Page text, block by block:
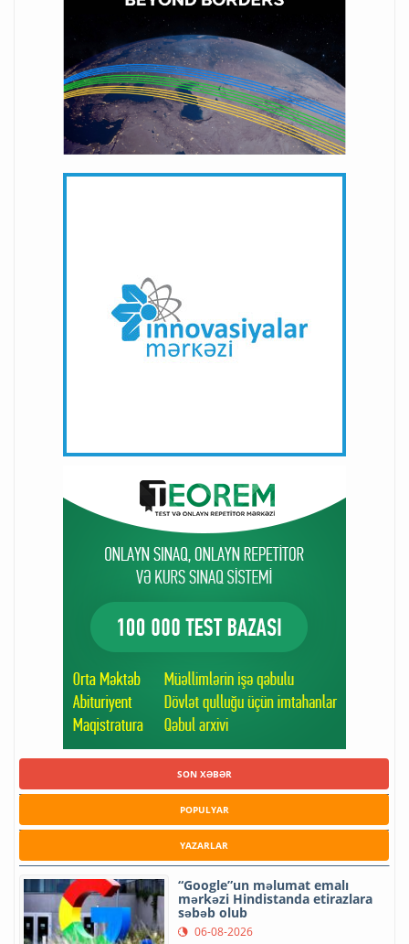
SON XƏBƏR
POPULYAR
YAZARLAR
“Google”un məlumat emalı
mərkəzi Hindistanda etirazlara
səbəb olub
06-08-2026